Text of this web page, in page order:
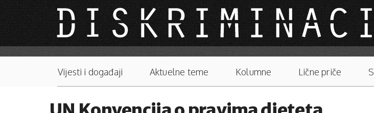
Skip to main content
Main menu
Vijesti i događaji Aktuelne teme Kolumne Lične priče